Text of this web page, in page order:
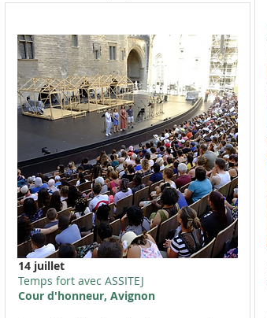
14 juillet
Temps fort avec ASSITEJ
Cour d'honneur, Avignon